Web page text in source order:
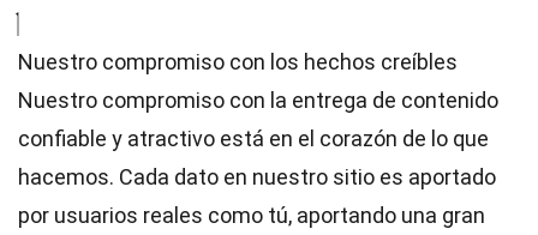
Nuestro compromiso con los hechos creíbles
Nuestro compromiso con la entrega de contenido
confiable y atractivo está en el corazón de lo que
hacemos. Cada dato en nuestro sitio es aportado
por usuarios reales como tú, aportando una gran